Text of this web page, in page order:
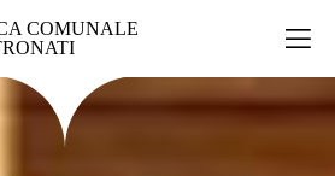
COMUNALE